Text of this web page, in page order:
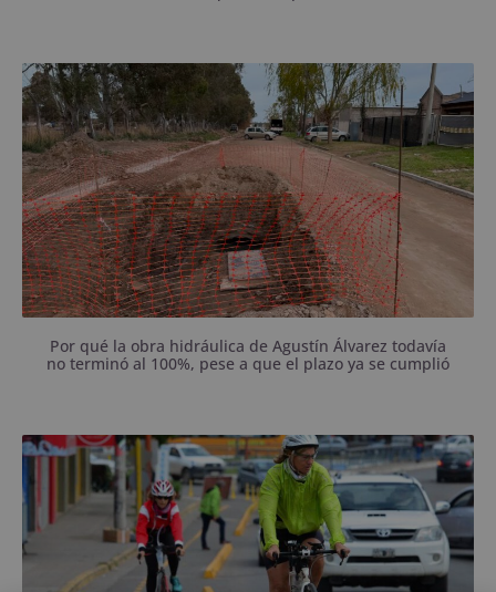
Pasaron claramente los 90 días previstos y las calles
de la zona aún tienen caños a la vista.
Por qué la obra hidráulica de Agustín Álvarez todavía
no terminó al 100%, pese a que el plazo ya se cumplió